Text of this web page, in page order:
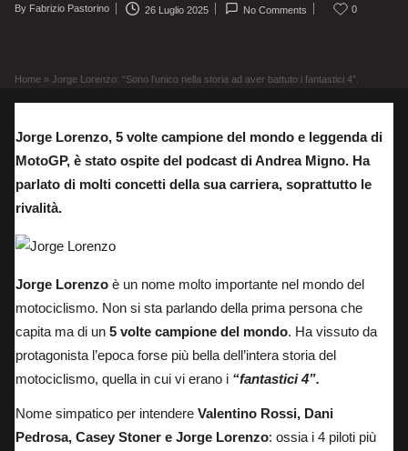
Posted
By Fabrizio Pastorino 26 Luglio 2025 No Comments 0
Home » Jorge Lorenzo: “Sono l’unico nella storia ad aver battuto i fantastici 4”.
Jorge Lorenzo, 5 volte campione del mondo e leggenda di
MotoGP, è stato ospite del podcast di Andrea Migno. Ha
parlato di molti concetti della sua carriera, soprattutto le
rivalità.
Jorge Lorenzo è un nome molto importante nel mondo del
motociclismo. Non si sta parlando della prima persona che
capita ma di un 5 volte campione del mondo. Ha vissuto da
protagonista l’epoca forse più bella dell’intera storia del
motociclismo, quella in cui vi erano i “fantastici 4”.
Nome simpatico per intendere Valentino Rossi, Dani
Pedrosa, Casey Stoner e Jorge Lorenzo: ossia i 4 piloti più